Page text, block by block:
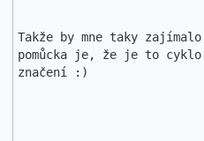
Takže by mne taky
pomůcka je, že je to cyklo
značení :)